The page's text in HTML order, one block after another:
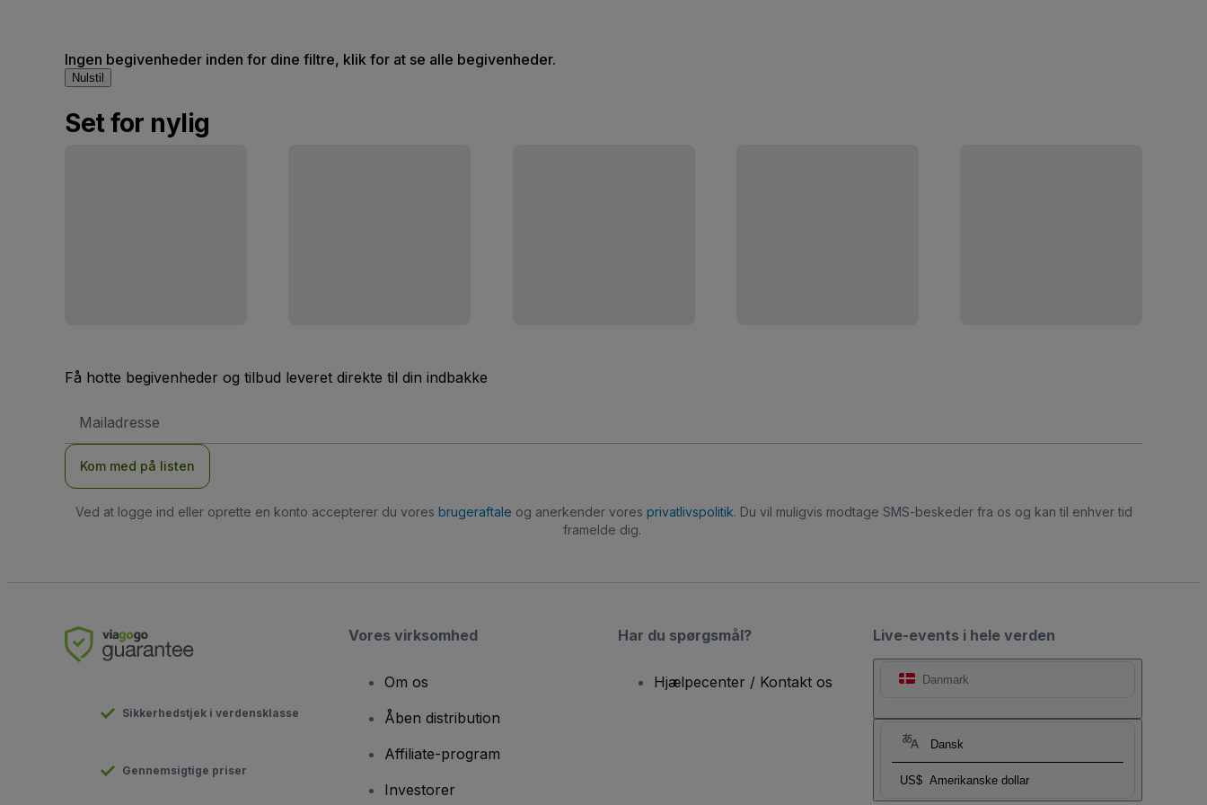
Ingen begivenheder inden for dine filtre, klik for at se alle begivenheder.
Nulstil
Set for nylig
Få hotte begivenheder og tilbud leveret direkte til din indbakke
adresse
Kom med på listen
Ved at logge ind eller oprette en konto accepterer du vores brugeraftale og anerkender vores privatlivspolitik. Du vil muligvis modtage SMS-beskeder fra os og kan til enhver tid
framelde dig.
Live-events i hele verden
Danmark
Dansk
US$ Amerikanske dollar
Sikkerhedstjek i verdensklasse
Gennemsigtige priser
Vores virksomhed
Om os
Åben distribution
Affiliate-program
Investorer
Har du spørgsmål?
Hjælpecenter / Kontakt os